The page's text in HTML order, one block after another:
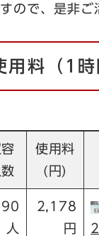
ので、是非ご
料（1時
数
使用料
(円)
90
人
2,178
円